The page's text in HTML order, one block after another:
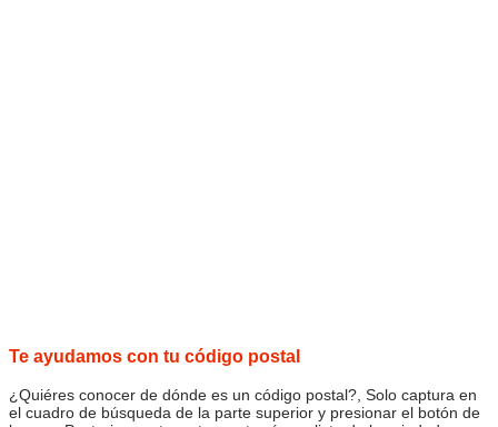
Te ayudamos con tu código postal
¿Quiéres conocer de dónde es un código postal?, Solo captura en
el cuadro de búsqueda de la parte superior y presionar el botón de